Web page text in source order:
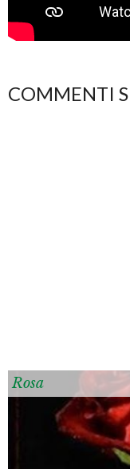
COMMENTI
Rosa